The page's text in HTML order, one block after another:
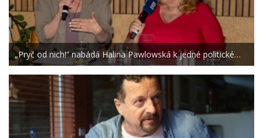
„Pryč od nich!“ nabádá Halina Pawlowská k jedné politické…